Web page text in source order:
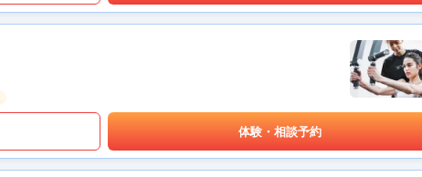
体験・相談予約